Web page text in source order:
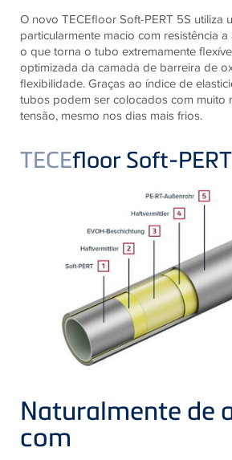
O novo TECEfloor Soft-PERT 5S utiliza
particularmente macio com resistência
o que torna o tubo extremamente
optimizada da camada de barreira de
flexibilidade. Graças ao índice de
tubos podem ser colocados com muito
tensão, mesmo nos dias mais frios.
TECEfloor Soft-
Naturalmente de
com